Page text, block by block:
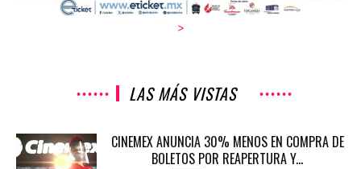
>
LAS MÁS VISTAS
CINEMEX ANUNCIA 30% MENOS EN COMPRA DE
BOLETOS POR REAPERTURA Y...